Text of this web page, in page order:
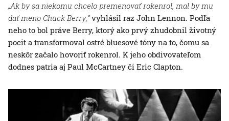
„Ak by sa niekomu chcelo premenovať rokenrol, mal by mu
dať meno Chuck Berry,“vyhlásil raz John Lennon. Podľa
neho to bol práve Berry, ktorý ako prvý zhudobnil životný
pocit a transformoval ostré bluesové tóny na to, čomu sa
neskôr začalo hovoriť rokenrol. K jeho obdivovateľom
dodnes patria aj Paul McCartney či Eric Clapton.